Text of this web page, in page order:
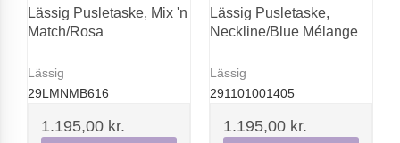
Lässig Pusletaske, Mix 'n
Match/Rosa
Lässig
29LMNMB616
1.195,00 kr.
Lässig Pusletaske,
Neckline/Blue Mélange
Lässig
291101001405
1.195,00 kr.